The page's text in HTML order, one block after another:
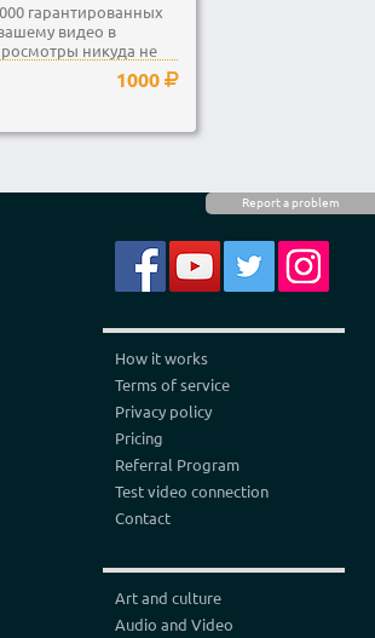
Report a problem
гарантированных
видео в
никуда не
1000
How it works
Terms of service
Privacy policy
Pricing
Referral Program
Test video connection
Contact
Art and culture
Audio and Video